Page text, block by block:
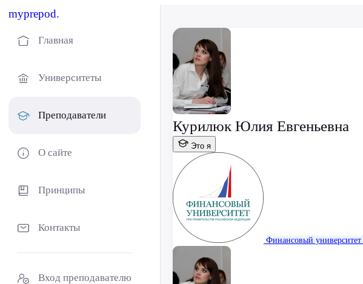
myprepod.
Главная
Университеты
Преподаватели
О сайте
Принципы
Контакты
Вход преподавателю
Курилюк Юлия Евгеньевна
Это я
Финансовый университет